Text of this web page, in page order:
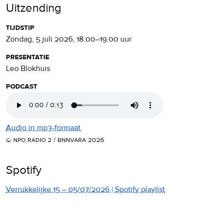
Uitzending
tijdstip
zondag, 5 juli 2026, 18:00–19:00 uur
presentatie
Leo Blokhuis
podcast
Audio in mp3-formaat
© npo radio 2 / bnnvara 2026
Spotify
Verrukkelijke 15 – 05/07/2026 | Spotify playlist